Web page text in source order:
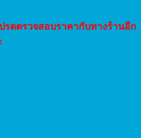
รดตรวจสอบราคากับทางร้านอีก